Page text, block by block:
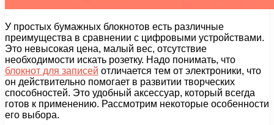
У простых бумажных блокнотов есть различные
преимущества в сравнении с цифровыми устройствами.
Это невысокая цена, малый вес, отсутствие
необходимости искать розетку. Надо понимать, что
блокнот для записей отличается тем от электроники, что
он действительно помогает в развитии творческих
способностей. Это удобный аксессуар, который всегда
готов к применению. Рассмотрим некоторые особенности
его выбора.